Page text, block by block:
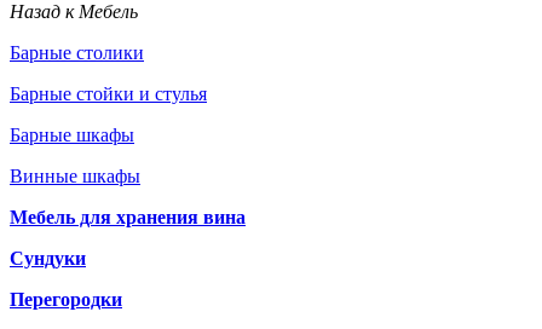
Назад к Мебель
Барные столики
Барные стойки и стулья
Барные шкафы
Винные шкафы
Мебель для хранения вина
Сундуки
Перегородки